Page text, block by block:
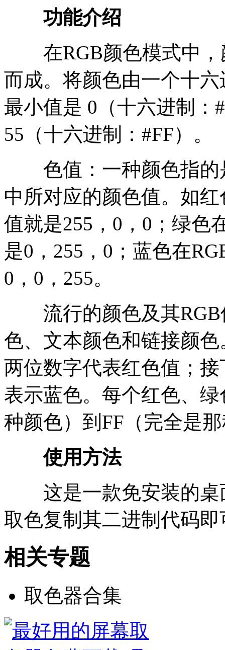
功能介绍
在RGB颜色模式中，
而成。将颜色由一个十
最小值是 0（十六进制：
55（十六进制：#FF）。
色值：一种颜色指的
中所对应的颜色值。如
值就是255，0，0；绿色
是0，255，0；蓝色在
0，0，255。
流行的颜色及其RGB
色、文本颜色和链接颜
两位数字代表红色值；
表示蓝色。每个红色、
种颜色）到FF（完全是
使用方法
这是一款免安装的桌
取色复制其二进制代码即
相关专题
取色器合集